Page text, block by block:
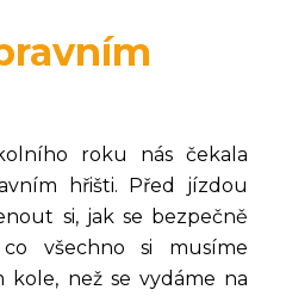
roku nás čekala
hřišti. Před jízdou
si, jak se bezpečně
všechno si musíme
kole, než se vydáme na